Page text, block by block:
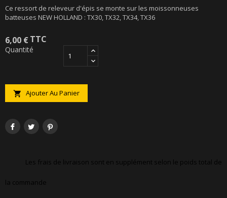
Ce ressort de releveur d'épis se monte sur les moissonneuses
batteuses NEW HOLLAND : TX30, TX32, TX34, TX36
6,00 €TTC
Quantité
 Ajouter Au Panier
Les frais de livraison sont en supplément selon le poids total de
la commande